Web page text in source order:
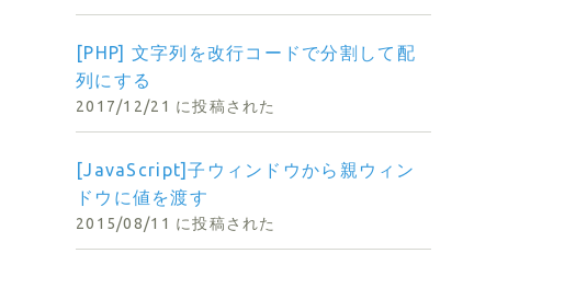
[PHP] 文字列を改行コードで分割して配
列にする
2017/12/21 に投稿された
[JavaScript]子ウィンドウから親ウィン
ドウに値を渡す
2015/08/11 に投稿された